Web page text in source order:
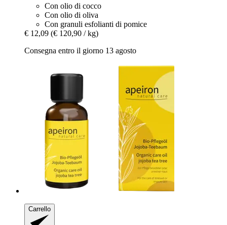
Con olio di cocco
Con olio di oliva
Con granuli esfolianti di pomice
€ 12,09 (€ 120,90 / kg)
Consegna entro il giorno 13 agosto
Carrello